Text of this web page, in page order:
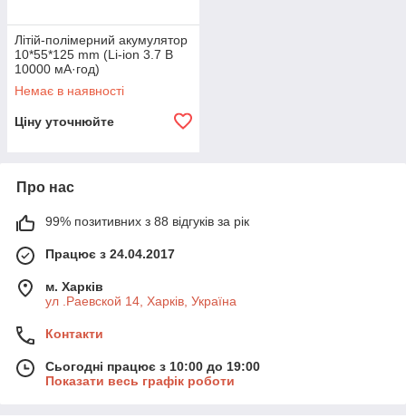
Літій-полімерний акумулятор
10*55*125 mm (Li-ion 3.7 В
10000 мА·год)
Немає в наявності
Ціну уточнюйте
Про нас
99% позитивних з 88 відгуків за рік
Працює з 24.04.2017
м. Харків
ул .Раевской 14, Харків, Україна
Контакти
Сьогодні працює з 10:00 до 19:00
Показати весь графік роботи